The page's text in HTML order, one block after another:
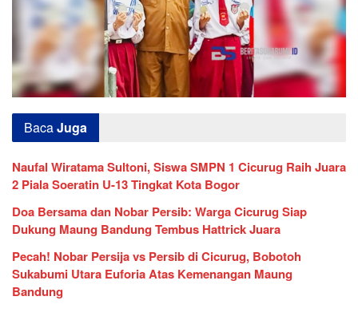
BacaJuga
Naufal Wiratama Sultoni, Siswa SMPN 1 Cicurug Raih Juara
2 Piala Soeratin U-13 Tingkat Kota Bogor
Doa Bersama dan Nobar Persib: Warga Cicurug Siap
Dukung Maung Bandung Tembus Hattrick Juara
Pecah! Nobar Persija vs Persib di Cicurug, Bobotoh
Sukabumi Utara Euforia Atas Kemenangan Maung
Bandung